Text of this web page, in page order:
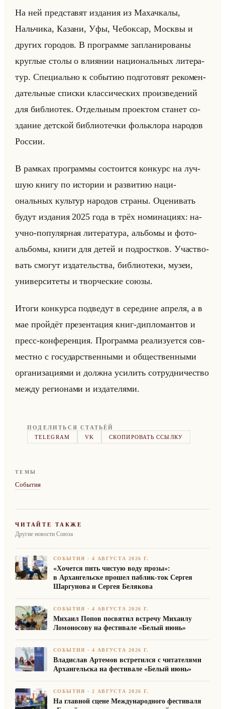
На ней пред­ста­вят из­да­ния из Ма­хач­ка­лы,
Нальчи­ка, Ка­за­ни, Уфы, Че­бок­сар, Моск­вы и
дру­гих го­ро­дов. В про­грам­ме за­пла­ни­ро­ва­ны
круг­лые столы о вли­янии на­ци­ональных ли­те­ра­
тур. Спе­ци­ально к со­бы­тию под­го­то­вят ре­ко­мен­
да­тельные спис­ки клас­си­че­ских про­из­ве­де­ний
для биб­лио­тек. От­дельным про­ек­том ста­нет со­
зда­ние дет­ской биб­лио­теч­ки фольк­ло­ра на­ро­дов
Рос­сии.
В рам­ках про­грам­мы со­сто­ит­ся кон­курс на луч­
шую книгу по ис­то­рии и раз­ви­тию на­ци­
ональных культур на­ро­дов стра­ны. Оце­ни­вать
будут из­да­ния 2025 года в трёх но­ми­на­ци­ях: на­
уч­но-по­пу­ляр­ная ли­те­ра­ту­ра, альбо­мы и фо­то­
альбо­мы, книги для детей и под­рост­ков. Участ­во­
вать смо­гут из­да­тельства, биб­лио­те­ки, музеи,
уни­вер­си­те­ты и твор­че­ские союзы.
Итоги кон­кур­са под­ве­дут в се­ре­дине ап­ре­ля, а в
мае пройдёт пре­зен­та­ция книг-ди­пло­ман­тов и
пресс-кон­фе­рен­ция. Про­грам­ма ре­али­зу­ет­ся сов­
мест­но с го­су­дар­ствен­ны­ми и об­ще­ствен­ны­ми
ор­га­ни­за­ци­ями и долж­на уси­лить со­труд­ни­че­ство
между ре­ги­она­ми и из­да­те­ля­ми.
ПОДЕЛИТЬСЯ СТАТЬЁЙ
TELEGRAM
VK СКОПИРОВАТЬ ССЫЛКУ
ТЕМЫ
События
ЧИТАЙТЕ ТАКЖЕ
Другие новости Союза
СОБЫТИЯ ·4 АВГУСТА 2026 Г.
«Хочется пить чистую воду прозы»:
в Архангельске прошел паблик-ток Сергея
Шаргунова и Сергея Белякова
СОБЫТИЯ ·4 АВГУСТА 2026 Г.
Михаил Попов посвятил встречу Михаилу
Ломоносову на фестивале «Белый июнь»
СОБЫТИЯ ·4 АВГУСТА 2026 Г.
Владислав Артемов встретился с читателями
Архангельска на фестивале «Белый июнь»
СОБЫТИЯ ·2 АВГУСТА 2026 Г.
На главной сцене Международного фестиваля